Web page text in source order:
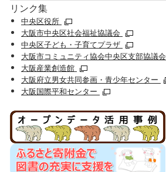
リンク集
中央区役所
大阪市中央区社会福祉協議会
中央区子ども・子育てプラザ
大阪市コミュニティ協会中央区支部協議会
大阪産業創造館
大阪府立男女共同参画・青少年センター
大阪国際平和センター